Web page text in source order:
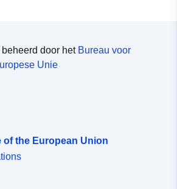
door het Bureau voor
Unie
of the European Union